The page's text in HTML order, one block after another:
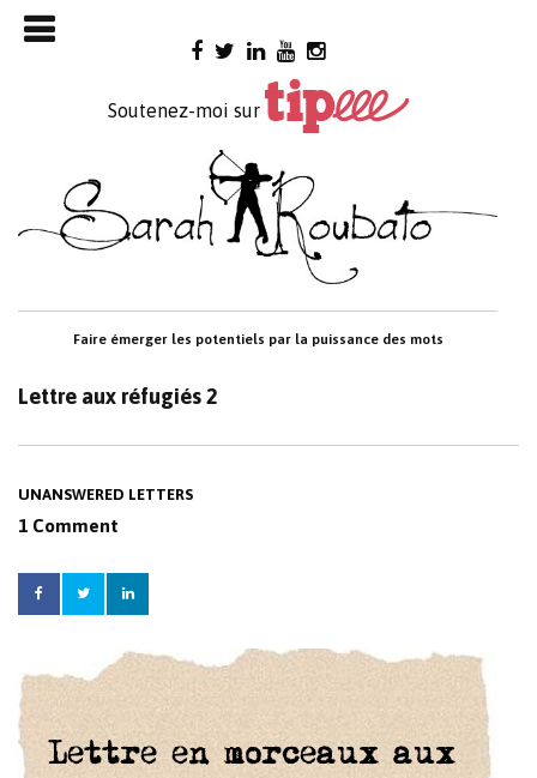
Skip
to
Soutenez-moi sur
Faire émerger les potentiels par la puissance des mots

Lettre aux réfugiés 2
UNANSWERED LETTERS
1 Comment